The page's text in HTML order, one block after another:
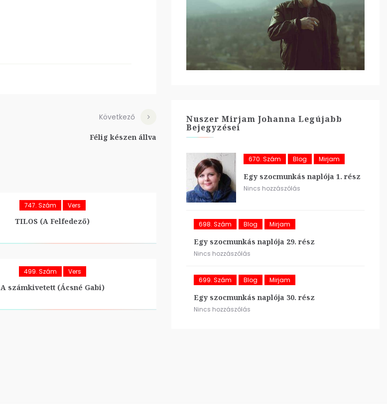
Következő
Félig készen állva
747. Szám Vers
TILOS (A Felfedező)
499. Szám Vers
A számkivetett (Ácsné Gabi)
Nuszer Mirjam Johanna Legújabb
Bejegyzései
670. Szám Blog Mirjam
Egy szocmunkás naplója 1. rész
Nincs hozzászólás
698. Szám Blog Mirjam
Egy szocmunkás naplója 29. rész
Nincs hozzászólás
699. Szám Blog Mirjam
Egy szocmunkás naplója 30. rész
Nincs hozzászólás